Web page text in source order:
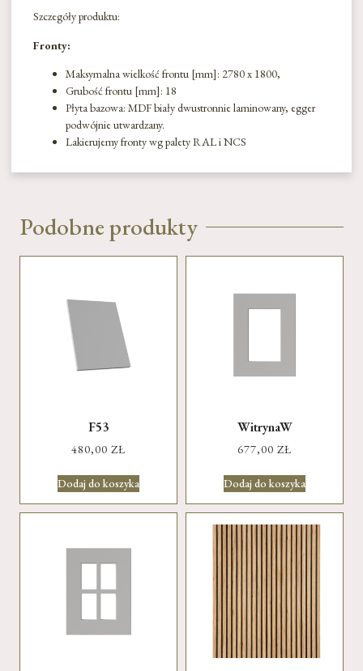
Szczegóły produktu:
Fronty:
Maksymalna wielkość frontu [mm]: 2780 x 1800,
Grubość frontu [mm]: 18
Płyta bazowa: MDF biały dwustronnie laminowany, egger
podwójnie utwardzany.
Lakierujemy fronty wg palety RAL i NCS
Podobne produkty
F53
480,00 ZŁ
Dodaj do koszyka
WitrynaW
677,00 ZŁ
Dodaj do koszyka